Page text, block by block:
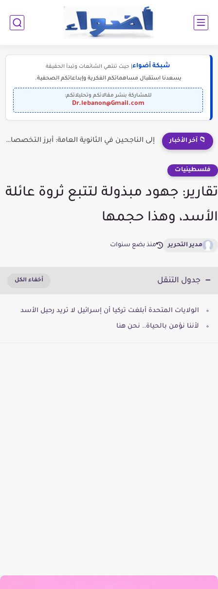
شبكة أضواء | حيث تنتهي الشائعات وتبدأ الحقيقة
يسعدنا استقبال مساهماتكم الفكرية وإبداعاتكم الصحفية.
للمشاركة بنشر مقالاتكم وتحليلاتكم:
Dr.lebanon@Gmail.com
📁 آخر الأخبار إلى الناجحين في الثانوية العامة: أبرز التخصصات المطلوبة للمستقبل (2030-2050)
فلسطينيات
تقارير: جهود مبذولة لتتبع ثروة عائلة
الأسد، وهذا حجمها
مدير التحرير منذ بضع سنوات
جدول التنقل
الولايات المتحدة أبلغت تركيا أن إسرائيل لا تريد رحيل الأسد
لأننا نؤمن بالحياة.. نحن هنا